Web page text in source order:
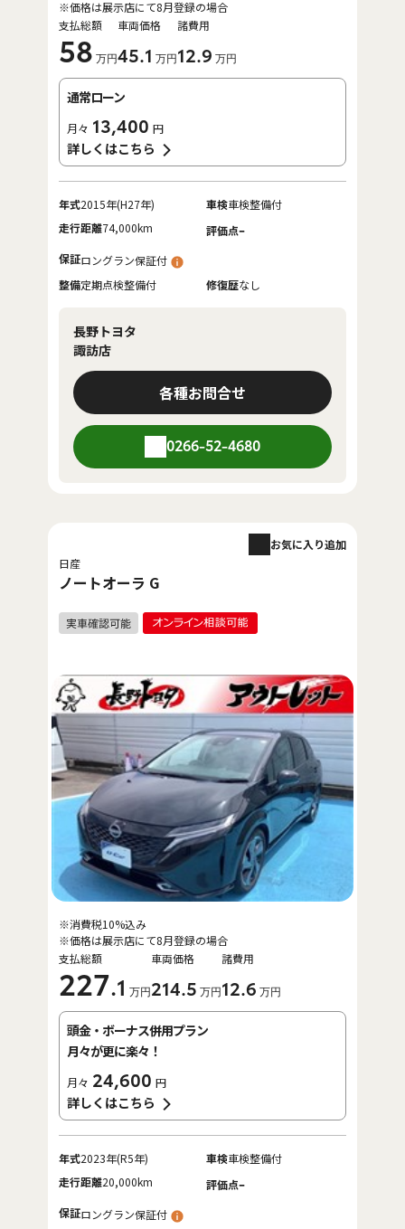
支払総額
58 万円
車両価格
45.1 万円
諸費用
12.9 万円
※価格は展示店にて8月登録の場合
通常ローン
月々 13,400 円
詳しくはこちら
年式2015年(H27年) 車検車検整備付
走行距離74,000km 評価点-
保証ロングラン保証付
整備定期点検整備付 修復歴なし
長野トヨタ
諏訪店
各種お問合せ
0266-52-4680
日産
ノートオーラ G
お気に入り追加
支払総額
227.1 万円
車両価格
214.5 万円
諸費用
12.6 万円
※消費税10%込み
※価格は展示店にて8月登録の場合
頭金・ボーナス併用プラン
月々が更に楽々！
月々 24,600 円
詳しくはこちら
年式2023年(R5年) 車検車検整備付
走行距離20,000km 評価点-
保証ロングラン保証付